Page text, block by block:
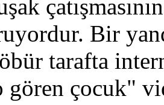
Bir
tarafta
gören çocuk"